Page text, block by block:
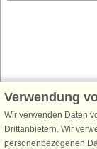
Schließen Sie
Erhalten Sie einen
Ferienhausurlaub -
Verwendung
Wir verwenden Daten
Drittanbietern. Wir
personenbezogenen